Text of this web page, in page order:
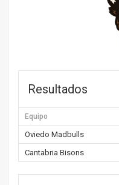
Resultados
Equipo
Oviedo Madbulls
Cantabria Bisons